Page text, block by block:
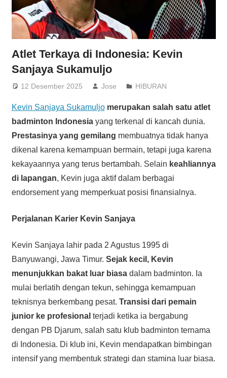
Atlet Terkaya di Indonesia: Kevin
Sanjaya Sukamuljo
12 Desember 2025 Jose HIBURAN
Kevin Sanjaya Sukamuljo merupakan salah satu atlet
badminton Indonesiayang terkenal di kancah dunia.
Prestasinya yang gemilang membuatnya tidak hanya
dikenal karena kemampuan bermain, tetapi juga karena
kekayaannya yang terus bertambah. Selain keahliannya
di lapangan, Kevin juga aktif dalam berbagai
endorsement yang memperkuat posisi finansialnya.
Perjalanan Karier Kevin Sanjaya
Kevin Sanjaya lahir pada 2 Agustus 1995 di
Banyuwangi, Jawa Timur. Sejak kecil, Kevin
menunjukkan bakat luar biasadalam badminton. Ia
mulai berlatih dengan tekun, sehingga kemampuan
teknisnya berkembang pesat. Transisi dari pemain
junior ke profesional terjadi ketika ia bergabung
dengan PB Djarum, salah satu klub badminton ternama
di Indonesia. Di klub ini, Kevin mendapatkan bimbingan
intensif yang membentuk strategi dan stamina luar biasa.